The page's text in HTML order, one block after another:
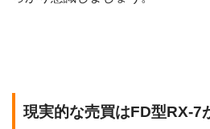
現実的な売買はFD型RX-7